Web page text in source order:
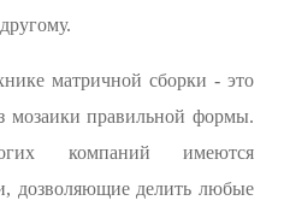
матричной сборки - это
мозаики правильной формы.
компаний имеются
дозволяющие делить любые